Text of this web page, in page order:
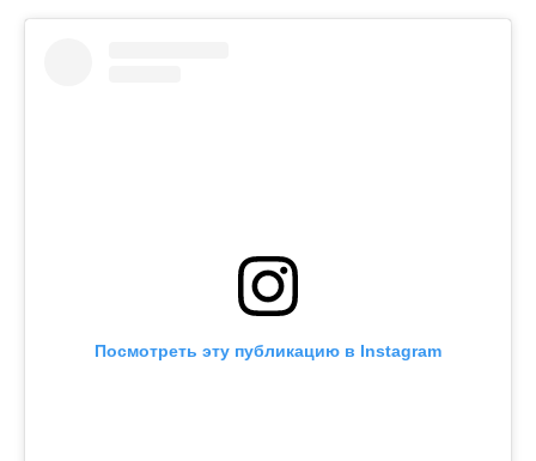
Посмотреть эту публикацию в Instagram